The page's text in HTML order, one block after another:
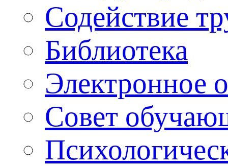
Содействие
Библиотека
Электронное
Совет